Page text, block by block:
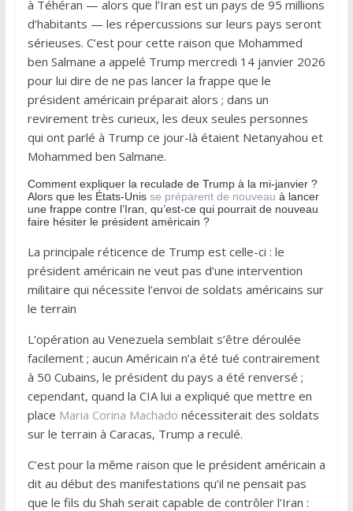
à Téhéran — alors que l’Iran est un pays de 95 millions
d’habitants — les répercussions sur leurs pays seront
sérieuses. C’est pour cette raison que Mohammed
ben Salmane a appelé Trump mercredi 14 janvier 2026
pour lui dire de ne pas lancer la frappe que le
président américain préparait alors ; dans un
revirement très curieux, les deux seules personnes
qui ont parlé à Trump ce jour-là étaient Netanyahou et
Mohammed ben Salmane.
Comment expliquer la reculade de Trump à la mi-janvier ?
Alors que les États-Unis se préparent de nouveau à lancer
une frappe contre l’Iran, qu’est-ce qui pourrait de nouveau
faire hésiter le président américain ?
La principale réticence de Trump est celle-ci : le
président américain ne veut pas d’une intervention
militaire qui nécessite l’envoi de soldats américains sur
le terrain
L’opération au Venezuela semblait s’être déroulée
facilement ; aucun Américain n’a été tué contrairement
à 50 Cubains, le président du pays a été renversé ;
cependant, quand la CIA lui a expliqué que mettre en
place Maria Corina Machado nécessiterait des soldats
sur le terrain à Caracas, Trump a reculé.
C’est pour la même raison que le président américain a
dit au début des manifestations qu’il ne pensait pas
que le fils du Shah serait capable de contrôler l’Iran :